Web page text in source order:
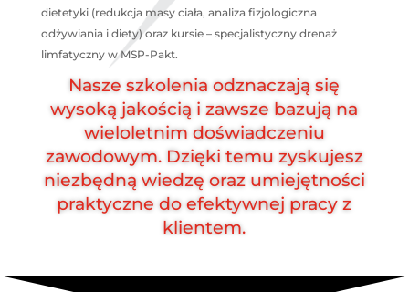
dietetyki (redukcja masy ciała, analiza fizjologiczna
odżywiania i diety) oraz kursie – specjalistyczny drenaż
limfatyczny w MSP-Pakt.
Nasze szkolenia odznaczają się
wysoką jakością i zawsze bazują na
wieloletnim doświadczeniu
zawodowym. Dzięki temu zyskujesz
niezbędną wiedzę oraz umiejętności
praktyczne do efektywnej pracy z
klientem.